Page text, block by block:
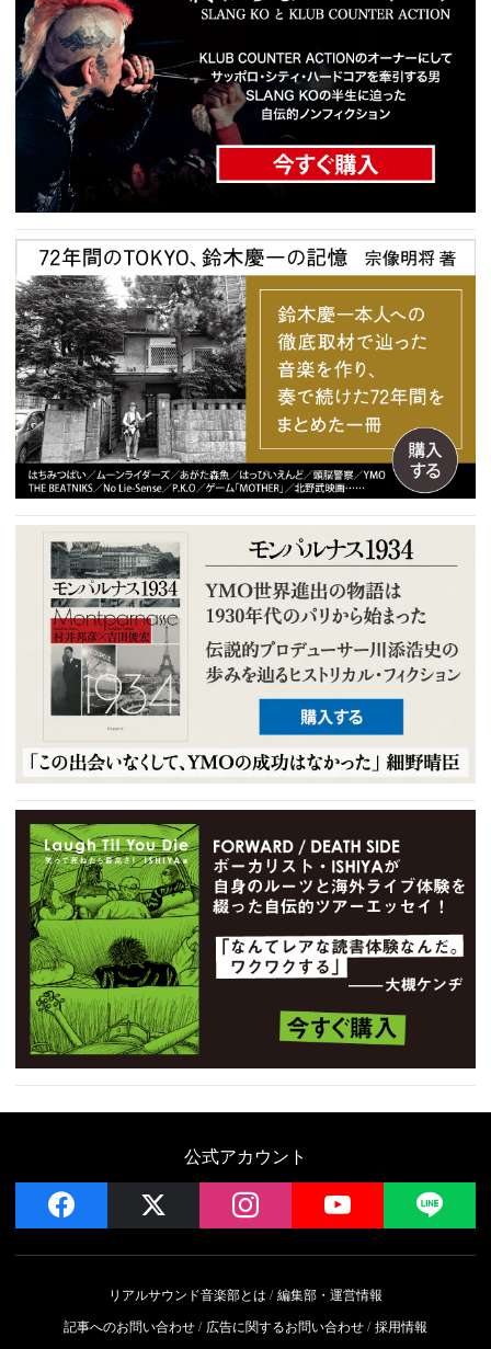
公式アカウント
facebook instagram YouTube
リアルサウンド音楽部とは
編集部・運営情報
記事へのお問い合わせ
広告に関するお問い合わせ 採用情報